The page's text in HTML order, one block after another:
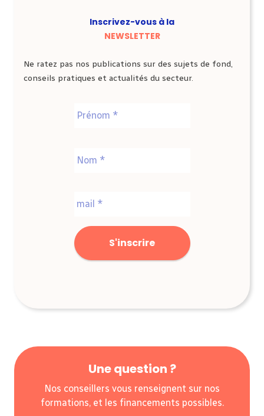
Inscrivez-vous à la
NEWSLETTER
Ne ratez pas nos publications sur des sujets de fond,
conseils pratiques et actualités du secteur.
mail *
Une question ?
Nos conseillers vous renseignent sur nos
formations, et les financements possibles.